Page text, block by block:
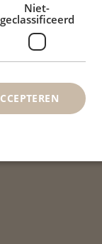
Niet-
geclassificeerd